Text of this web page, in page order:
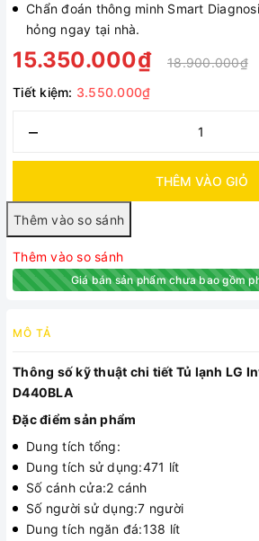
Chẩn đoán thông minh Smart
hỏng ngay tại nhà.
15.350.000₫
18.900.000₫
Tiết kiệm: 3.550.000₫
–
THÊM VÀO GIỎ
Thêm vào so sánh
Giá bán sản phẩm chưa bao gồm
MÔ TẢ
Thông số kỹ thuật chi tiết Tủ lạnh LG
D440BLA
Đặc điểm sản phẩm
Dung tích tổng:
Dung tích sử dụng:471 lít
Số cánh cửa:2 cánh
Số người sử dụng:7 người
Dung tích ngăn đá:138 lít